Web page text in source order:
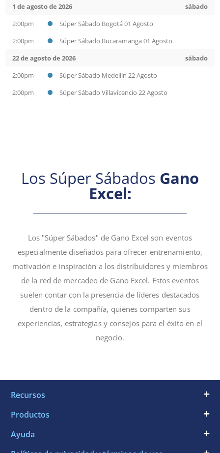
1 de agosto de 2026
sábado
2:00pm
Súper Sábado Bogotá 01 Agosto
2:00pm
Súper Sábado Bucaramanga 01 Agosto
22 de agosto de 2026
sábado
2:00pm
Súper Sábado Medellín 22 Agosto
2:00pm
Súper Sábado Villavicencio 22 Agosto
Los Súper Sábados Gano
Excel:
Los "Súper Sábados" de Gano Excel son eventos
especialmente diseñados para ofrecer entrenamiento,
motivación e inspiración a los distribuidores y miembros
de la red de mercadeo de Gano Excel. Estos eventos
suelen contar con la presencia de líderes destacados
dentro de la compañía, quienes comparten sus
experiencias, estrategias y consejos para el éxito en el
negocio.
Recursos
Productos
Ayuda